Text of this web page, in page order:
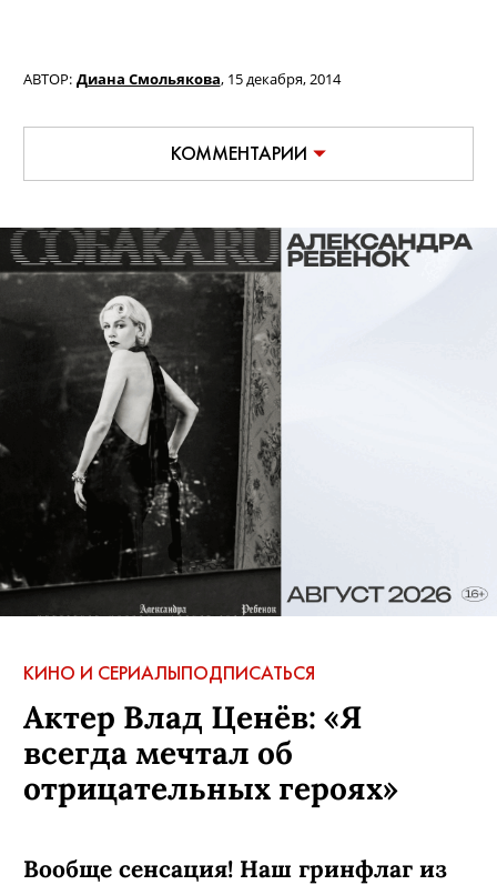
АВТОР: Диана Смольякова, 15 декабря, 2014
КОММЕНТАРИИ
КИНО И СЕРИАЛЫПОДПИСАТЬСЯ
Актер Влад Ценёв: «Я
всегда мечтал об
отрицательных героях»
Вообще сенсация! Наш гринфлаг из